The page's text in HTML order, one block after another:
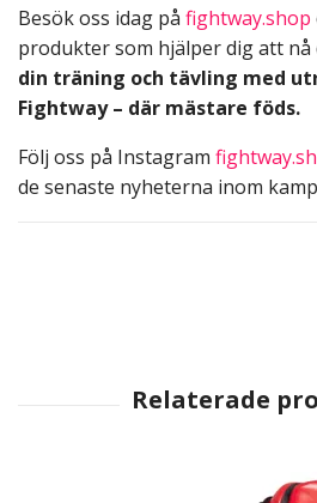
Besök oss idag på fightway.shop
produkter som hjälper dig att nå
din träning och tävling med
Fightway – där mästare föds.
Följ oss på Instagram
de senaste nyheterna inom